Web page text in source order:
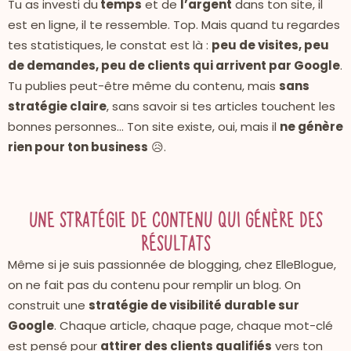
Tu as investi du temps et de l’argent dans ton site, il
est en ligne, il te ressemble. Top. Mais quand tu regardes
tes statistiques, le constat est là : peu de visites, peu
de demandes, peu de clients qui arrivent par Google.
Tu publies peut-être même du contenu, mais sans
stratégie claire, sans savoir si tes articles touchent les
bonnes personnes… Ton site existe, oui, mais il ne génère
rien pour ton business 😥.
Une stratégie de contenu qui génère des
résultats
Même si je suis passionnée de blogging, chez ElleBlogue,
on ne fait pas du contenu pour remplir un blog. On
construit une stratégie de visibilité durable sur
Google. Chaque article, chaque page, chaque mot-clé
est pensé pour attirer des clients qualifiés vers ton